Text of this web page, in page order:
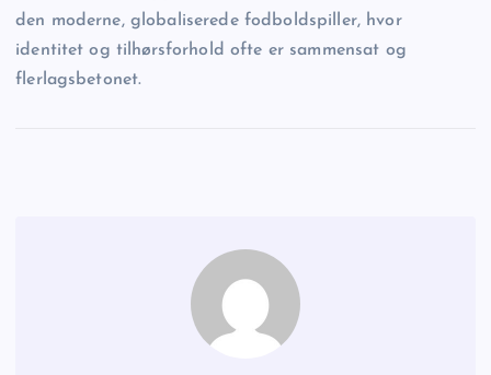
den moderne, globaliserede fodboldspiller, hvor
identitet og tilhørsforhold ofte er sammensat og
flerlagsbetonet.